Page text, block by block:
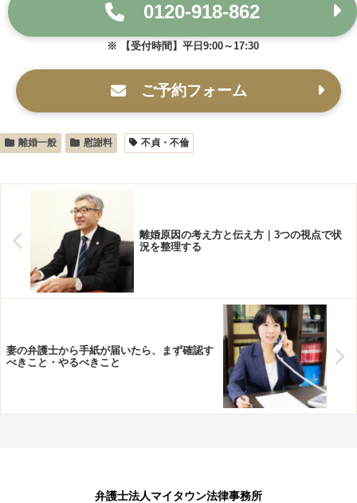
0120-918-862
【受付時間】平日9:00～17:30
ご予約フォーム
離婚一般 慰謝料 不貞・不倫
離婚原因の考え方と伝え方｜3つの視点で状
況を整理する
妻の弁護士から手紙が届いたら、まず確認す
べきこと・やるべきこと
弁護士法人マイタウン法律事務所